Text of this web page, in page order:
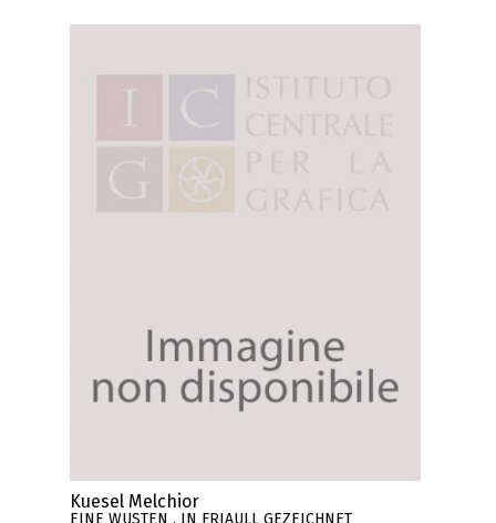
Kuesel Melchior